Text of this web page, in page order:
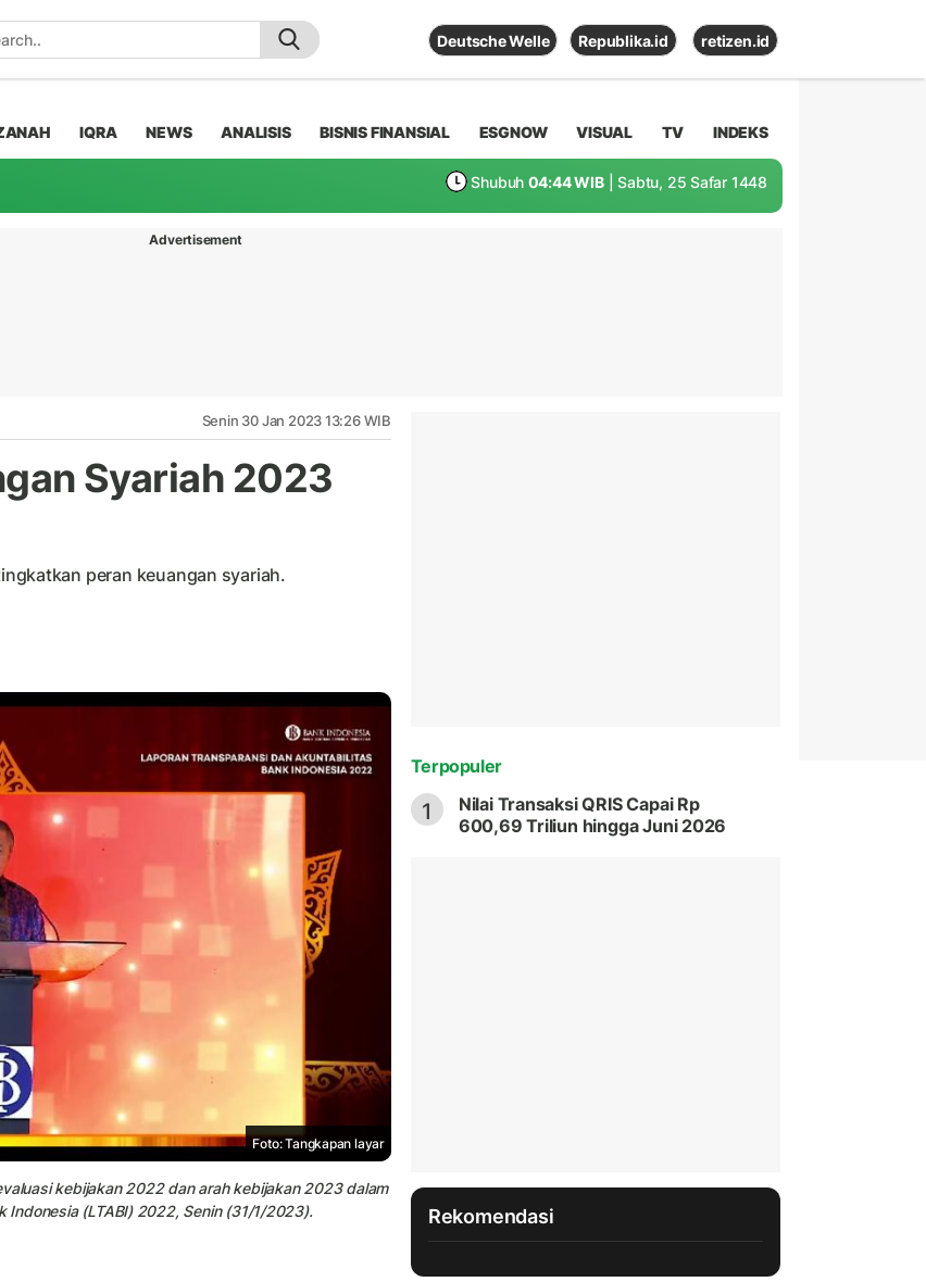
Deutsche Welle Republika.id retizen.id
IQRA NEWS ANALISIS BISNIS FINANSIAL ESGNOW VISUAL TV INDEKS
Shubuh 04:44 WIB | Sabtu, 25 Safar 1448
Advertisement
Senin 30 Jan 2023 13:26 WIB
Syariah 2023
peran keuangan syariah.
Foto: Tangkapan layar
kebijakan 2022 dan arah kebijakan 2023 dalam
Indonesia (LTABI) 2022, Senin (31/1/2023).
Terpopuler
1
Nilai Transaksi QRIS Capai Rp
600,69 Triliun hingga Juni 2026
Rekomendasi